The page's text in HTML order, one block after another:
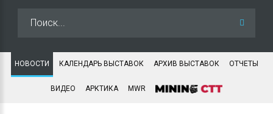
НОВОСТИ КАЛЕНДАРЬ ВЫСТАВОК АРХИВ ВЫСТАВОК ОТЧЕТЫ
ВИДЕО АРКТИКА MWR